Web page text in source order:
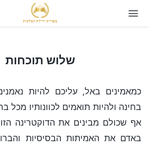
שלוש תוכחות
שלוש תוכחות
כמאמינים באל, עליכם להיות
בחינה ולהיות תואמים לכוונותיו מכל
אף שכולם מבינים את הדוקטרינה
באדם את האמיתות הבסיסיות